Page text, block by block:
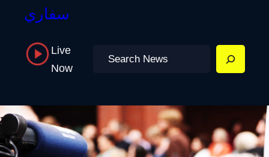
سفاري
Live
Now
Search